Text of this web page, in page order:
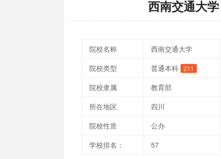
西南交通大学
院校名称
西南交通大学
院校类型
普通本科 211
院校隶属
教育部
所在地区
四川
院校性质
公办
学校排名：
57